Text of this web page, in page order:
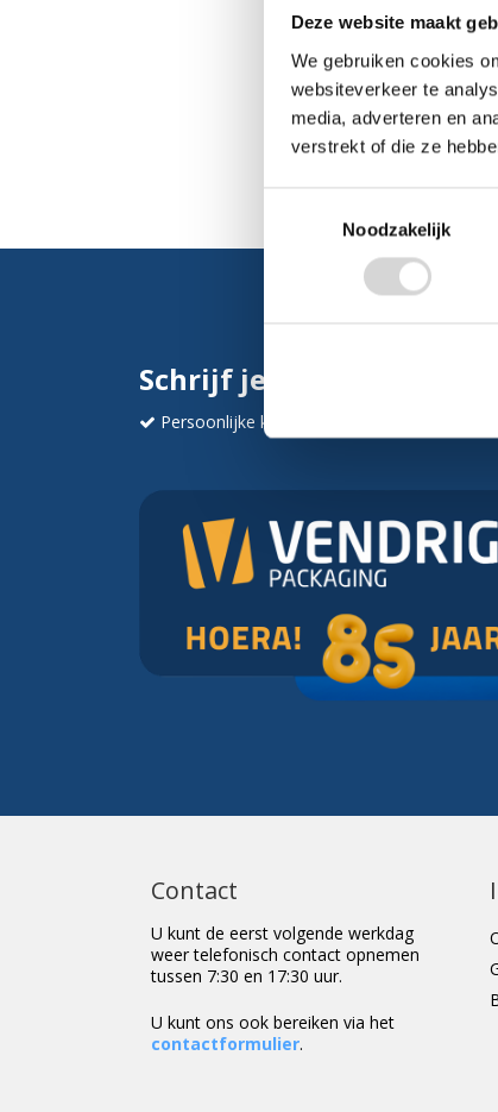
Deze website maakt
We gebruiken cookies
websiteverkeer te
media, adverteren en
verstrekt of die ze
Noodzakelijk
Schrijf je in en ontvang
Persoonlijke korting
Contact
U kunt de eerst volgende werkdag
weer telefonisch contact opnemen
tussen 7:30 en 17:30 uur.
U kunt ons ook bereiken via het
contactformulier.